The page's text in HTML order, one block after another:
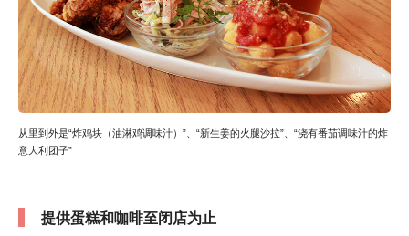
从里到外是“炸鸡块（油淋鸡调味汁）”、“新生姜的火腿沙拉”、“浇有番茄调味汁的炸
意大利团子”
提供蛋糕和咖啡至闭店为止